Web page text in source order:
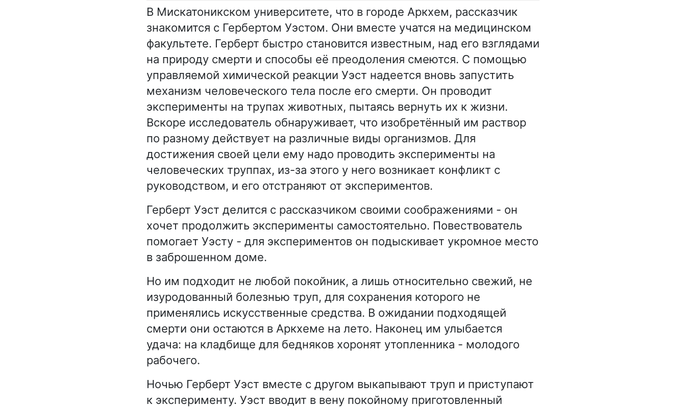
В Мискатоникском университете, что в городе Аркхем, рассказчик
знакомится с Гербертом Уэстом. Они вместе учатся на медицинском
факультете. Герберт быстро становится известным, над его взглядами
на природу смерти и способы её преодоления смеются. С помощью
управляемой химической реакции Уэст надеется вновь запустить
механизм человеческого тела после его смерти. Он проводит
эксперименты на трупах животных, пытаясь вернуть их к жизни.
Вскоре исследователь обнаруживает, что изобретённый им раствор
по разному действует на различные виды организмов. Для
достижения своей цели ему надо проводить эксперименты на
человеческих труппах, из-за этого у него возникает конфликт с
руководством, и его отстраняют от экспериментов.
Герберт Уэст делится с рассказчиком своими соображениями - он
хочет продолжить эксперименты самостоятельно. Повествователь
помогает Уэсту - для экспериментов он подыскивает укромное место
в заброшенном доме.
Но им подходит не любой покойник, а лишь относительно свежий, не
изуродованный болезнью труп, для сохранения которого не
применялись искусственные средства. В ожидании подходящей
смерти они остаются в Аркхеме на лето. Наконец им улыбается
удача: на кладбище для бедняков хоронят утопленника - молодого
рабочего.
Ночью Герберт Уэст вместе с другом выкапывают труп и приступают
к эксперименту. Уэст вводит в вену покойному приготовленный